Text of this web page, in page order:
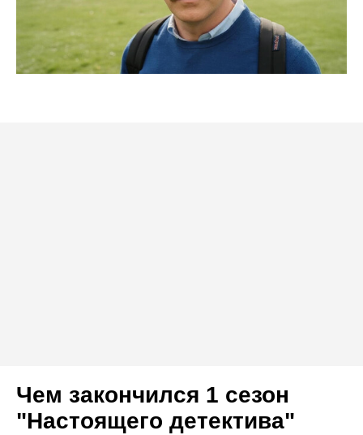
Чем закончился 1 сезон
"Настоящего детектива"